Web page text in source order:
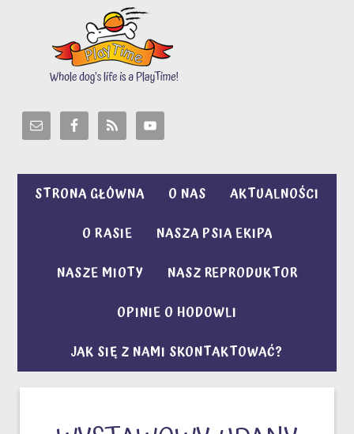
STRONA GŁÓWNA O NAS
AKTUALNOŚCI
O RASIE
NASZA PSIA EKIPA
NASZE MIOTY
NASZ REPRODUKTOR
OPINIE O HODOWLI
JAK SIĘ Z NAMI SKONTAKTOWAĆ?